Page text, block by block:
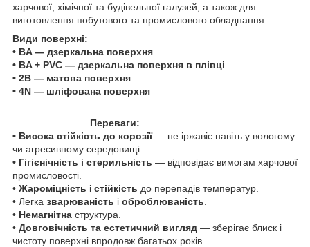
харчової, хімічної та будівельної галузей, а також для
виготовлення побутового та промислового обладнання.
Види поверхні:
• BA — дзеркальна поверхня
• BA + PVC — дзеркальна поверхня в плівці
• 2B — матова поверхня
• 4N — шліфована поверхня
Переваги:
• Висока стійкість до корозії— не іржавіє навіть у вологому
чи агресивному середовищі.
• Гігієнічність і стерильність — відповідає вимогам харчової
промисловості.
• Жароміцність і стійкість до перепадів температур.
• Легка зварюваність і оброблюваність
• Немагнітна структура.
• Довговічність та естетичний вигляд — зберігає блиск і
чистоту поверхні впродовж багатьох років.